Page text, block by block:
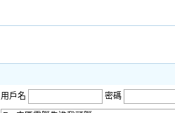
用戶名 密碼